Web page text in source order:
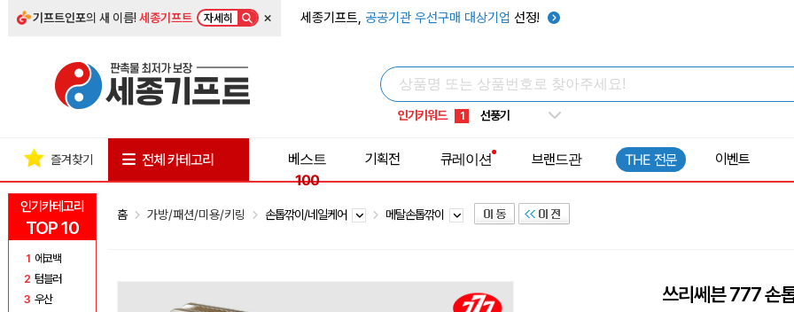
기프트인포의 새 이름!세종기프트 자세히 × 세종기프트, 공공기관 우선구매 대상기업 선정!
인기키워드
1 선풍기
2 부채
4 보온보냉백
6 우산
9 넥쿨러
인기카테고리
TOP 10
1 에코백
2 텀블러
3 우산
즐겨찾기 전체 카테고리
베스트
100
기획전 큐레이션 브랜드관 THE 전문 이벤트
홈 가방/패션/미용/키링 손톱깎이/네일케어 메탈손톱깎이
쓰리쎄븐 777 손